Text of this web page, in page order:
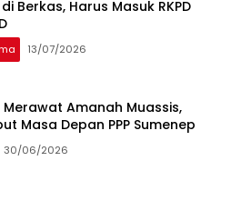
Berkas, Harus Masuk RKPD
13/07/2026
Merawat Amanah Muassis,
Masa Depan PPP Sumenep
30/06/2026